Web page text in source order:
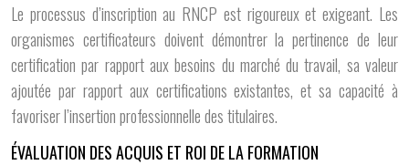
Le processus d’inscription au RNCP est rigoureux et exigeant. Les
organismes certificateurs doivent démontrer la pertinence de leur
certification par rapport aux besoins du marché du travail, sa valeur
ajoutée par rapport aux certifications existantes, et sa capacité à
favoriser l’insertion professionnelle des titulaires.
ÉVALUATION DES ACQUIS ET ROI DE LA FORMATION